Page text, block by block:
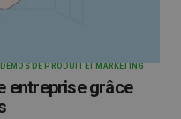
DÉMOS DE PRODUIT ET MARKETING
entreprise grâce